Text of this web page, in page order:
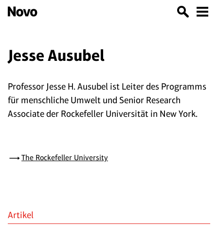
Jesse Ausubel
Professor Jesse H. Ausubel ist Leiter des Programms
für menschliche Umwelt und Senior Research
Associate der Rockefeller Universität in New York.
The Rockefeller University
Artikel